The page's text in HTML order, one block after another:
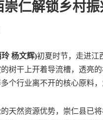
仁解锁乡村
杨文辉)初夏时节，走进江
树干上开着导流槽，透亮
个行业离不开的核心原料，
然资源优势，崇仁县已将